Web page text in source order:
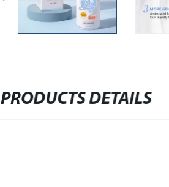
PRODUCTS DETAILS